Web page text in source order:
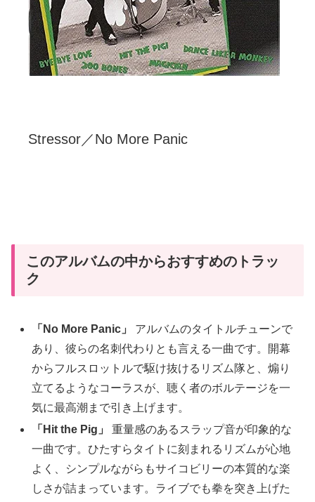
Stressor／No More Panic
このアルバムの中からおすすめのトラッ
ク
「No More Panic」
アルバムのタイトルチューンで
あり、彼らの名刺代わりとも言える一曲です。開幕
からフルスロットルで駆け抜けるリズム隊と、煽り
立てるようなコーラスが、聴く者のボルテージを一
気に最高潮まで引き上げます。
「Hit the Pig」
重量感のあるスラップ音が印象的な
一曲です。ひたすらタイトに刻まれるリズムが心地
よく、シンプルながらもサイコビリーの本質的な楽
しさが詰まっています。ライブでも拳を突き上げた